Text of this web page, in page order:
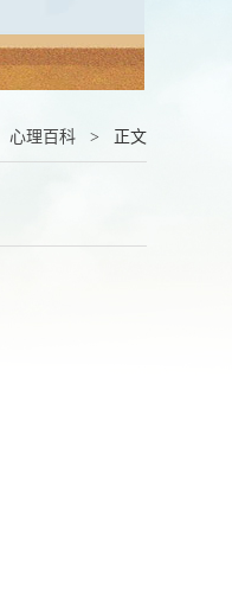
心理百科 > 正文